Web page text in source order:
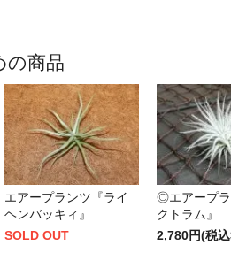
の商品
エアープランツ『ライ
ヘンバッキィ』
SOLD OUT
◎エアープ
クトラム』
2,780円(税